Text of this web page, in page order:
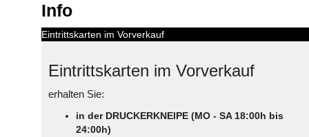
Info
Eintrittskarten im Vorverkauf
Eintrittskarten im Vorverkauf
erhalten Sie:
in der DRUCKERKNEIPE (MO - SA 18:00h bis
24:00h)